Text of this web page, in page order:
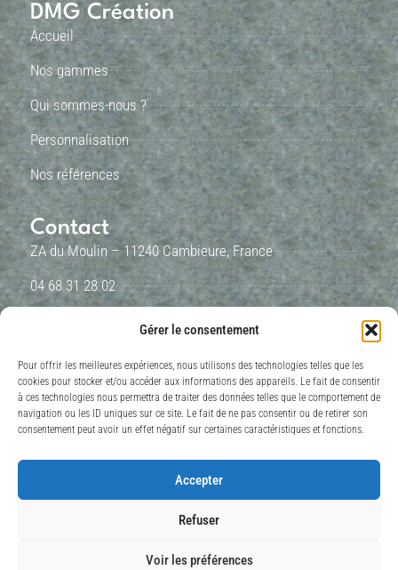
Gérer le consentement
Pour offrir les meilleures expériences, nous utilisons des technologies telles que les
cookies pour stocker et/ou accéder aux informations des appareils. Le fait de consentir
à ces technologies nous permettra de traiter des données telles que le comportement de
navigation ou les ID uniques sur ce site. Le fait de ne pas consentir ou de retirer son
consentement peut avoir un effet négatif sur certaines caractéristiques et fonctions.
Accepter
Refuser
Voir les préférences
DMG Création
Accueil
Nos gammes
Qui sommes-nous ?
Personnalisation
Nos références
Contact
ZA du Moulin – 11240 Cambieure, France
04 68 31 28 02
Mentions légales
Mentions légales
Contactez nous